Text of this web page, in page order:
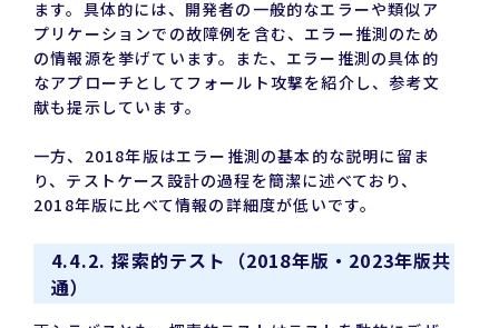
ます。具体的には、開発者の一般的なエラーや類似ア
プリケーションでの故障例を含む、エラー推測のため
の情報源を挙げています。また、エラー推測の具体的
なアプローチとしてフォールト攻撃を紹介し、参考文
献も提示しています。
一方、2018年版はエラー推測の基本的な説明に留ま
り、テストケース設計の過程を簡潔に述べており、
2018年版に比べて情報の詳細度が低いです。
4.4.2. 探索的テスト（2018年版・2023年版共
通）